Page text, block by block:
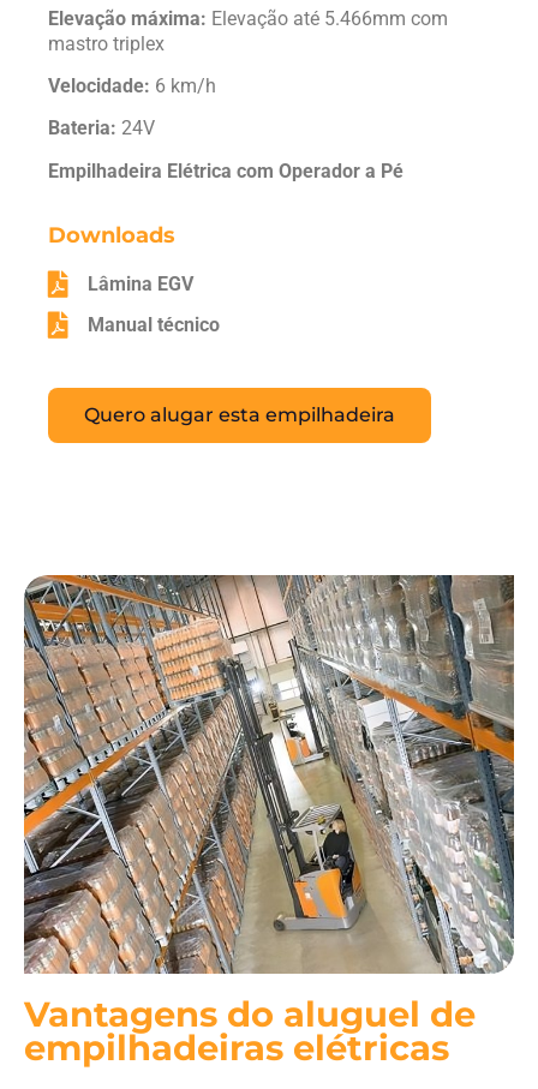
Elevação máxima: Elevação até 5.466mm com
mastro triplex
Velocidade: 6 km/h
Bateria: 24V
Empilhadeira Elétrica com Operador a Pé
Downloads
Lâmina EGV
Manual técnico
Quero alugar esta empilhadeira
Vantagens do aluguel de
empilhadeiras elétricas